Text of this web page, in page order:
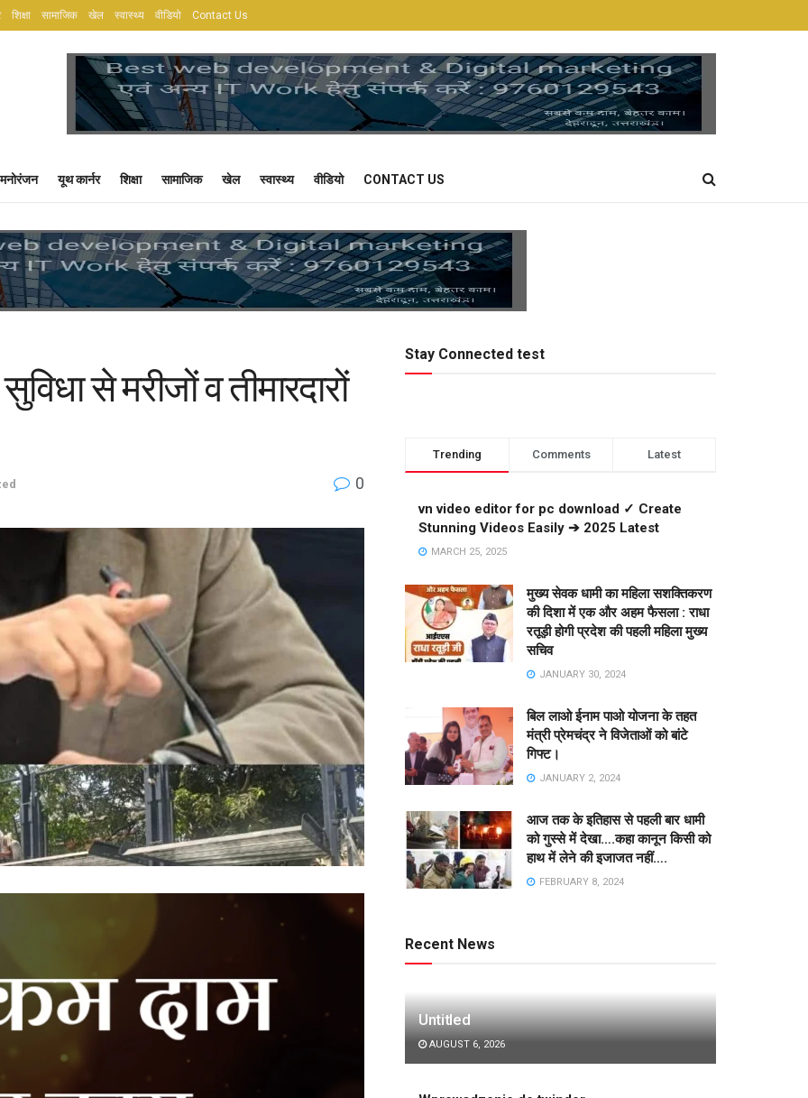
शिक्षा सामाजिक खेल स्वास्थ्य वीडियो Contact Us
मनोरंजन यूथ कार्नर शिक्षा सामाजिक खेल स्वास्थ्य वीडियो CONTACT US
से मरीजों व तीमारदारों
0
Stay Connected test
Trending Comments Latest
vn video editor for pc download ✓ Create
Stunning Videos Easily ➔ 2025 Latest
MARCH 25, 2025
मुख्य सेवक धामी का महिला सशक्तिकरण
की दिशा में एक और अहम फैसला : राधा
रतूड़ी होगी प्रदेश की पहली महिला मुख्य
सचिव
JANUARY 30, 2024
बिल लाओ ईनाम पाओ योजना के तहत
मंत्री प्रेमचंद्र ने विजेताओं को बांटे
गिफ्ट।
JANUARY 2, 2024
आज तक के इतिहास से पहली बार धामी
को गुस्से में देखा….कहा कानून किसी को
हाथ में लेने की इजाजत नहीं….
FEBRUARY 8, 2024
Recent News
Untitled
AUGUST 6, 2026